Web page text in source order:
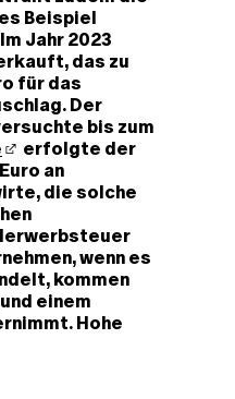
Beispiel
Jahr 2023
das zu
für das
Der
bis zum
erfolgte der
an
die solche
wenn es
kommen
einem
Hohe